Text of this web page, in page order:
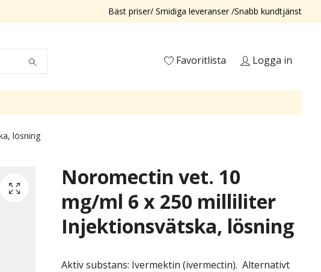
Bäst priser/ Smidiga leveranser /Snabb kundtjänst
Favoritlista Logga in
lösning
Noromectin vet. 10
mg/ml 6 x 250 milliliter
Injektionsvätska, lösning
Aktiv substans: Ivermektin (ivermectin). Alternativt